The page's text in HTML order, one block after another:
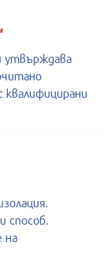
утвърждава
квалифицирани
способ.
на